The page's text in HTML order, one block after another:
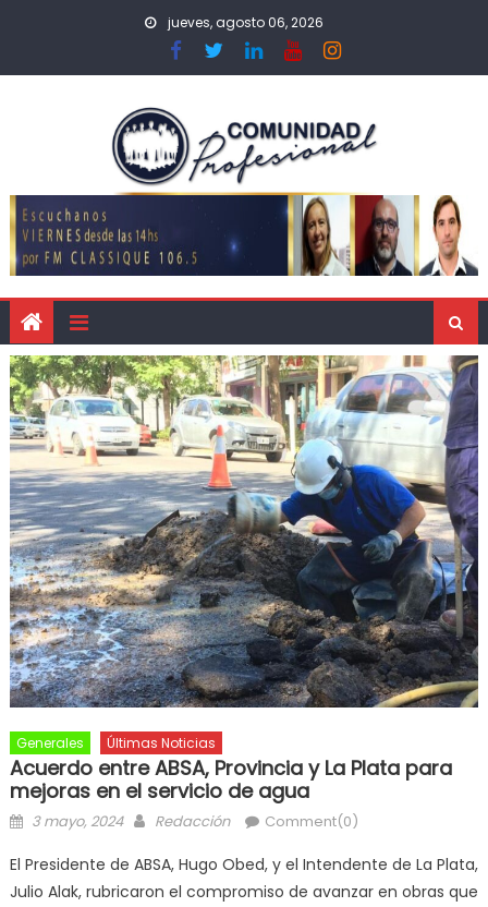
jueves, agosto 06, 2026
Generales Últimas Noticias
Acuerdo entre ABSA, Provincia y La Plata para
mejoras en el servicio de agua
3 mayo, 2024 Redacción Comment(0)
El Presidente de ABSA, Hugo Obed, y el Intendente de La Plata,
Julio Alak, rubricaron el compromiso de avanzar en obras que